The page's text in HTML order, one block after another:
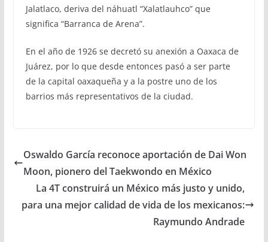
Jalatlaco, deriva del náhuatl “Xalatlauhco” que
significa “Barranca de Arena”.
En el año de 1926 se decretó su anexión a Oaxaca de
Juárez, por lo que desde entonces pasó a ser parte
de la capital oaxaqueña y a la postre uno de los
barrios más representativos de la ciudad.
Oswaldo García reconoce aportación de Dai Won
Moon, pionero del Taekwondo en México
La 4T construirá un México más justo y unido,
para una mejor calidad de vida de los mexicanos:
Raymundo Andrade